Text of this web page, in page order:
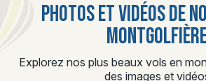
PHOTOS ET VIDÉOS DE
Explorez nos plus beaux vols en
des images et